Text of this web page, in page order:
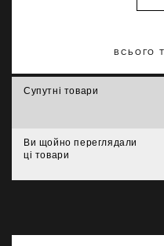
ВСЬОГО
Супутні товари
Ви щойно переглядали
ці товари